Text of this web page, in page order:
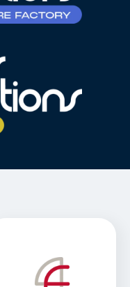
Agropartes Francucci